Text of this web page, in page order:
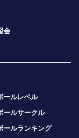
会
ールレベル
ールサークル
ールランキング